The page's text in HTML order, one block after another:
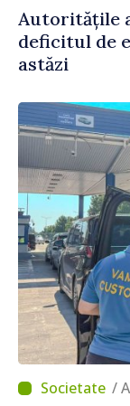
Autoritățile
deficitul de
astăzi
/